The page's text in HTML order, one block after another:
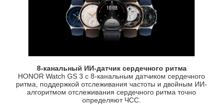
8-канальный ИИ-датчик сердечного ритма
HONOR Watch GS 3 с 8-канальным датчиком сердечного
ритма, поддержкой отслеживания частоты и двойным ИИ-
алгоритмом отслеживания сердечного ритма точно
определяют ЧСС.